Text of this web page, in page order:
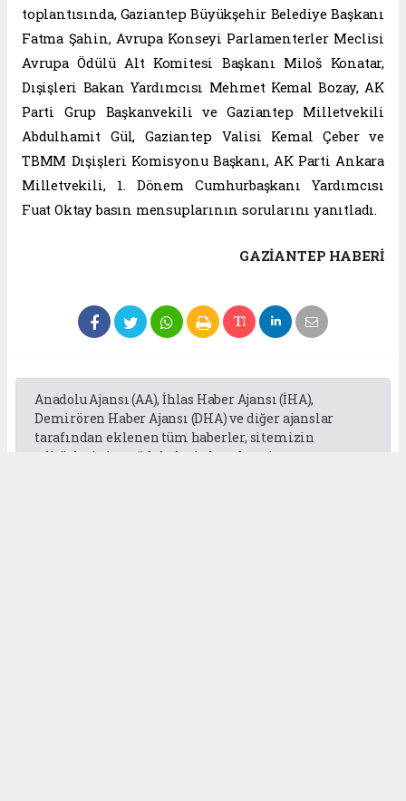
toplantısında, Gaziantep Büyükşehir Belediye Başkanı
Fatma Şahin, Avrupa Konseyi Parlamenterler Meclisi
Avrupa Ödülü Alt Komitesi Başkanı Miloš Konatar,
Dışişleri Bakan Yardımcısı Mehmet Kemal Bozay, AK
Parti Grup Başkanvekili ve Gaziantep Milletvekili
Abdulhamit Gül, Gaziantep Valisi Kemal Çeber ve
TBMM Dışişleri Komisyonu Başkanı, AK Parti Ankara
Milletvekili, 1. Dönem Cumhurbaşkanı Yardımcısı
Fuat Oktay basın mensuplarının sorularını yanıtladı.
GAZIANTEP HABERİ
Anadolu Ajansı (AA), İhlas Haber Ajansı (İHA),
Demirören Haber Ajansı (DHA) ve diğer ajanslar
tarafından eklenen tüm haberler, sitemizin
editörlerinin müdahalesi olmadan ajans